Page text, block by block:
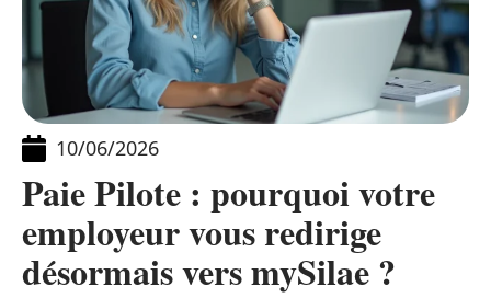
10/06/2026
Paie Pilote : pourquoi votre
employeur vous redirige
désormais vers mySilae ?